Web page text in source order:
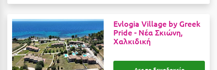
Καλαμπάκα
Κάλυμνος
Καμένα Βούρλα
Evlogia Village by Greek
Pride - Νέα Σκιώνη,
Χαλκιδική